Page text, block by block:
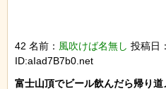
42 名前： 風吹けば名無し 投稿日
ID:aIad7B7b0.net
富士山頂でビール飲んだら帰り